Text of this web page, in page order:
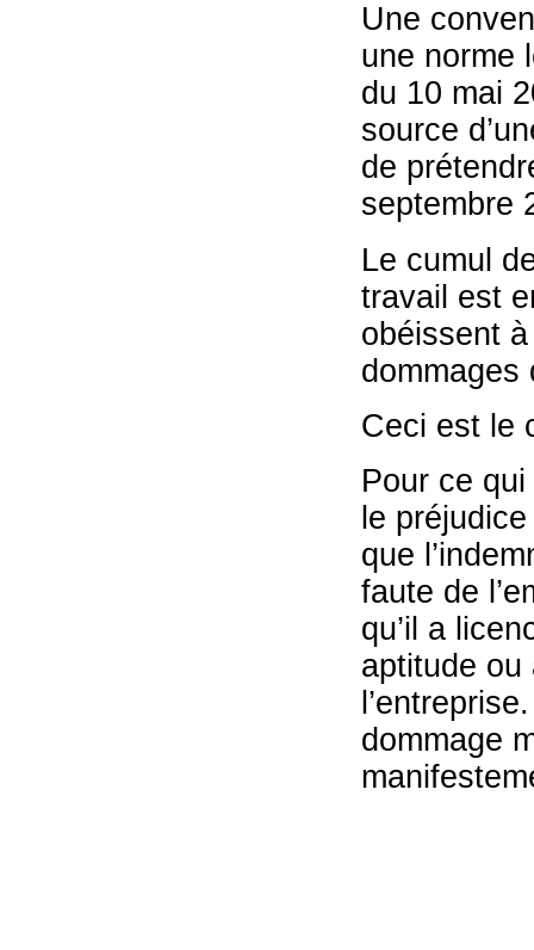
Une
une norme
du 10 mai
source
de
septembre
Le cumul
travail est
obéissent
dommages
Ceci est le
Pour ce
le
que
faute de
qu’il a
aptitude ou
dommage